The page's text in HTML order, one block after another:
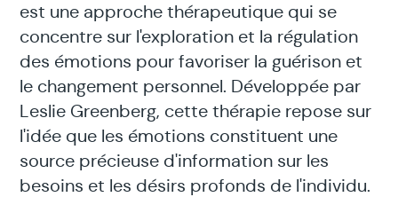
est une approche thérapeutique qui se
concentre sur l'exploration et la régulation
des émotions pour favoriser la guérison et
le changement personnel. Développée par
Leslie Greenberg, cette thérapie repose sur
l'idée que les émotions constituent une
source précieuse d'information sur les
besoins et les désirs profonds de l'individu.